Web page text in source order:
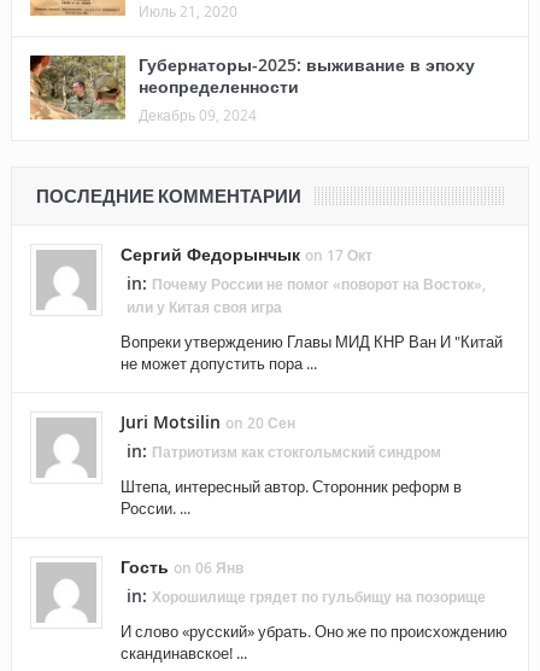
Июль 21, 2020
Губернаторы-2025: выживание в эпоху
неопределенности
Декабрь 09, 2024
ПОСЛЕДНИЕ КОММЕНТАРИИ
Сергий Федорынчык on 17 Окт
in: Почему России не помог «поворот на Восток»,
или у Китая своя игра
Вопреки утверждению Главы МИД КНР Ван И "Китай
не может допустить пора ...
Juri Motsilin on 20 Сен
in: Патриотизм как стокгольмский синдром
Штепа, интересный автор. Сторонник реформ в
России. ...
Гость on 06 Янв
in: Хорошилище грядет по гульбищу на позорище
И слово «русский» убрать. Оно же по происхождению
скандинавское! ...